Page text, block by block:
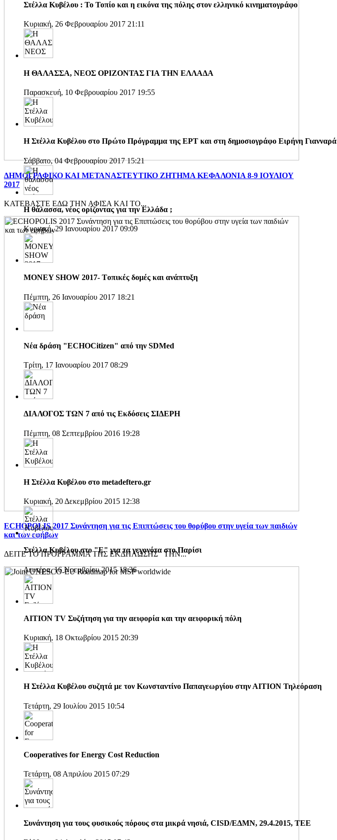
ΔΗΜΟΓΡΑΦΙΚΟ ΚΑΙ ΜΕΤΑΝΑΣΤΕΥΤΙΚΟ ΖΗΤΗΜΑ ΚΕΦΑΛΟΝΙΑ 8-9 ΙΟΥΛΙΟΥ
2017
ΚΑΤΕΒΑΣΤΕ ΕΔΩ ΤΗΝ ΑΦΙΣΑ ΚΑΙ ΤΟ...
ECHOPOLIS 2017 Συνάντηση για τις Επιπτώσεις του θορύβου στην υγεία των παιδιών
και των εφήβων
ΔEITE ΤΟ ΠΡΟΓΡΑΜΜΑ ΤΗΣ ΕΚΔΗΛΩΣΗΣ ΤΗΝ...
Στέλλα Κυβέλου : Το Τοπίο και η εικόνα της πόλης στον ελληνικό κινηματογράφο
Κυριακή, 26 Φεβρουαρίου 2017 21:11
Η ΘΑΛΑΣΣΑ, ΝΕΟΣ ΟΡΙΖΟΝΤΑΣ ΓΙΑ ΤΗΝ ΕΛΛΑΔΑ
Παρασκευή, 10 Φεβρουαρίου 2017 19:55
Η Στέλλα Κυβέλου στο Πρώτο Πρόγραμμα της ΕΡΤ και στη δημοσιογράφο Ειρήνη Γιανναρά
Σάββατο, 04 Φεβρουαρίου 2017 15:21
H θάλασσα, νέος ορίζοντας για την Ελλάδα ;
Κυριακή, 29 Ιανουαρίου 2017 09:09
MONEY SHOW 2017- Tοπικές δομές και ανάπτυξη
Πέμπτη, 26 Ιανουαρίου 2017 18:21
Νέα δράση "ECHOCitizen" από την SDMed
Τρίτη, 17 Ιανουαρίου 2017 08:29
ΔΙΑΛΟΓΟΣ ΤΩΝ 7 από τις Εκδόσεις ΣΙΔΕΡΗ
Πέμπτη, 08 Σεπτεμβρίου 2016 19:28
Η Στέλλα Κυβέλου στο metadeftero.gr
Κυριακή, 20 Δεκεμβρίου 2015 12:38
Στέλλα Κυβέλου στο "Ε" για τα γεγονότα στο Παρίσι
Δευτέρα, 16 Νοεμβρίου 2015 18:36
AITION TV Συζήτηση για την αειφορία και την αειφορική πόλη
Κυριακή, 18 Οκτωβρίου 2015 20:39
H Στέλλα Κυβέλου συζητά με τον Κωνσταντίνο Παπαγεωργίου στην ΑΙΤΙΟΝ Τηλεόραση
Τετάρτη, 29 Ιουλίου 2015 10:54
Cooperatives for Energy Cost Reduction
Τετάρτη, 08 Απριλίου 2015 07:29
Συνάντηση για τους φυσικούς πόρους στα μικρά νησιά, CISD/ΕΔΜΝ, 29.4.2015, ΤΕΕ